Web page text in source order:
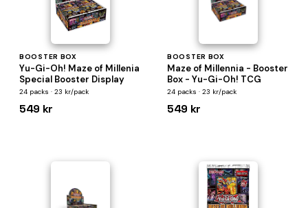
BOOSTER BOX
Yu-Gi-Oh! Maze of Millenia
Special Booster Display
24 packs · 23 kr/pack
549 kr
BOOSTER BOX
Maze of Millennia - Booster
Box - Yu-Gi-Oh! TCG
24 packs · 23 kr/pack
549 kr